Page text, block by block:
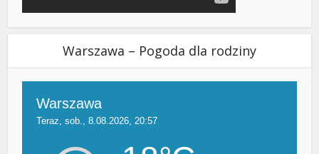
Warszawa – Pogoda dla rodziny